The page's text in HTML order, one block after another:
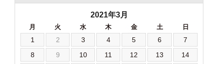
2021年3月
月 火 水 木 金 土 日
1 2 3 4 5 6
7
8
9 10 11 12 13
14